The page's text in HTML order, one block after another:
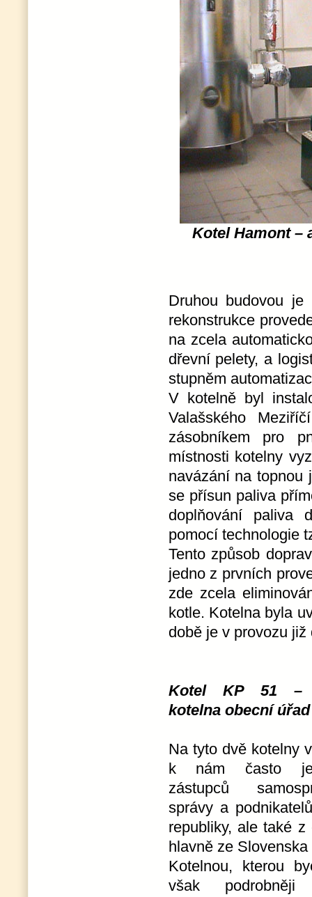
Kotel Hamont –
Druhou budovou
rekonstrukce
na zcela
dřevní pelety, a
stupněm
V kotelně byl
Valašského
zásobníkem pro
místnosti kotelny
navázání na topnou
se přísun paliva
doplňování paliva
pomocí technologie
Tento způsob
jedno z prvních
zde zcela
kotle. Kotelna byla
době je v provozu
Kotel KP 51 –
kotelna obecní
Na tyto dvě kotelny
k nám často
zástupců
správy a
republiky, ale také
hlavně ze
Kotelnou, kterou
však